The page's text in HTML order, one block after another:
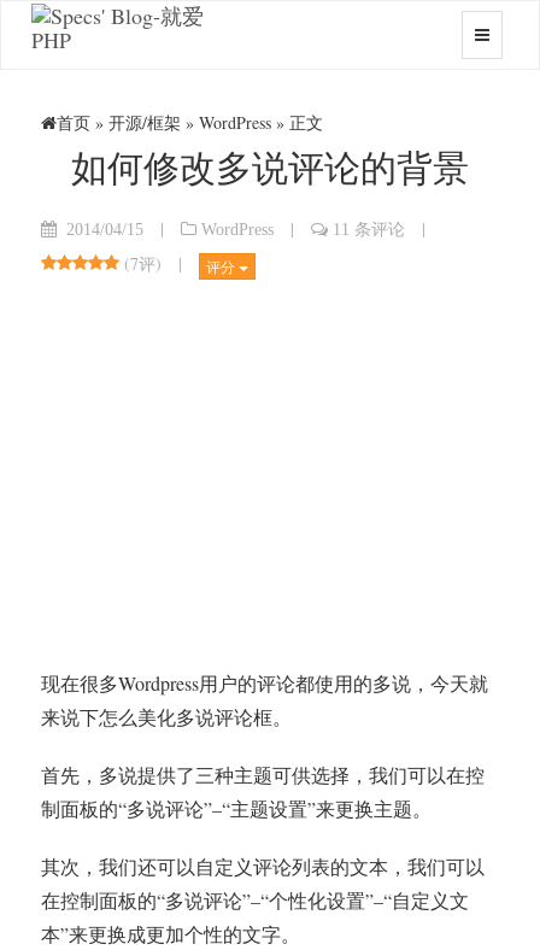
首页 » 开源/框架 » WordPress » 正文
如何修改多说评论的背景
2014/04/15 | WordPress | 11 条评论
|
(7评) | 评分
现在很多Wordpress用户的评论都使用的多说，今天就
来说下怎么美化多说评论框。
首先，多说提供了三种主题可供选择，我们可以在控
制面板的“多说评论”–“主题设置”来更换主题。
其次，我们还可以自定义评论列表的文本，我们可以
在控制面板的“多说评论”–“个性化设置”–“自定义文
本”来更换成更加个性的文字。